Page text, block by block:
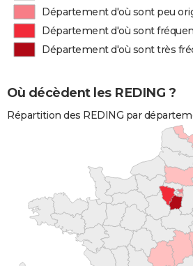
Département d'où sont peu
Département d'où sont
Département d'où sont très
Où décèdent les REDING ?
Répartition des REDING par